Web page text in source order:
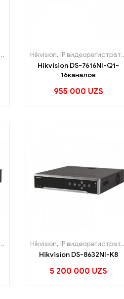
Hikvision, IP видеорегистраторы
Hikvision DS-7616NI-Q1-
16каналов
955 000 UZS
Hikvision, IP видеорегистраторы
Hikvision DS-8632NI-K8
5 200 000 UZS